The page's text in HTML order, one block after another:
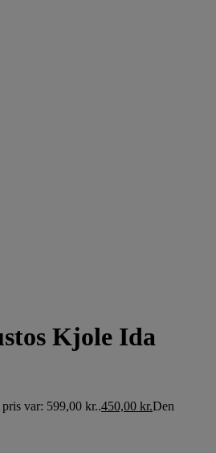
Kjole Ida
var: 599,00 kr..450,00 kr.Den